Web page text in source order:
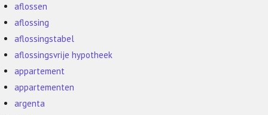
aflossen
aflossing
aflossingstabel
aflossingsvrije hypotheek
appartement
appartementen
argenta